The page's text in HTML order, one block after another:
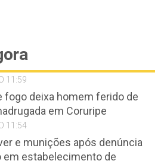
11:59
fogo deixa homem ferido de
em Coruripe
11:54
e munições após denúncia
em estabelecimento de